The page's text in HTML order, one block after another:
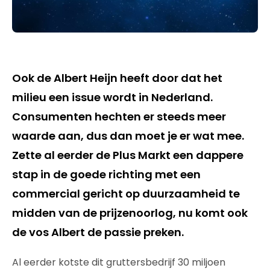
Ook de Albert Heijn heeft door dat het
milieu een issue wordt in Nederland.
Consumenten hechten er steeds meer
waarde aan, dus dan moet je er wat mee.
Zette al eerder de Plus Markt een dappere
stap in de goede richting met een
commercial gericht op duurzaamheid te
midden van de prijzenoorlog, nu komt ook
de vos Albert de passie preken.
Al eerder kotste dit gruttersbedrijf 30 miljoen